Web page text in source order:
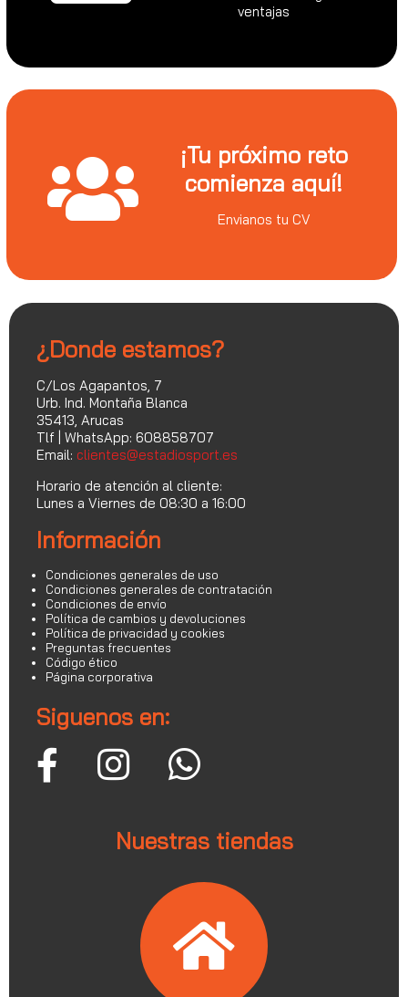
ventajas
¡Tu próximo reto
comienza aquí!
Envianos tu CV
¿Donde estamos?
C/Los Agapantos, 7
Urb. Ind. Montaña Blanca
35413, Arucas
Tlf | WhatsApp: 608858707
Email: clientes@estadiosport.es
Horario de atención al cliente:
Lunes a Viernes de 08:30 a 16:00
Información
Condiciones generales de uso
Condiciones generales de contratación
Condiciones de envío
Política de cambios y devoluciones
Política de privacidad y cookies
Preguntas frecuentes
Código ético
Página corporativa
Siguenos en:
Nuestras tiendas